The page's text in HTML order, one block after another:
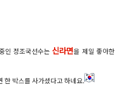
인 정조국선수는신라면을 제일 좋아한
한 박스를 사가셨다고 하네요.